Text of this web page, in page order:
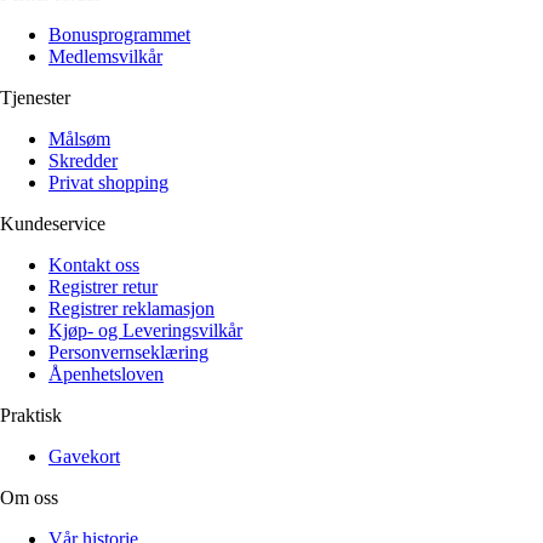
Klær
Reise
Informasjon
Tilbehør
Lukk
Alle artikler
Klær
Reise
Informasjon
Tilbehør
Målsøm
Lukk
Bonusprogrammet
Medlemsvilkår
Tjenester
Målsøm
Skredder
Privat shopping
Kundeservice
Kontakt oss
Registrer retur
Registrer reklamasjon
Kjøp- og Leveringsvilkår
Personvernseklæring
Åpenhetsloven
Praktisk
Gavekort
Om oss
Vår historie